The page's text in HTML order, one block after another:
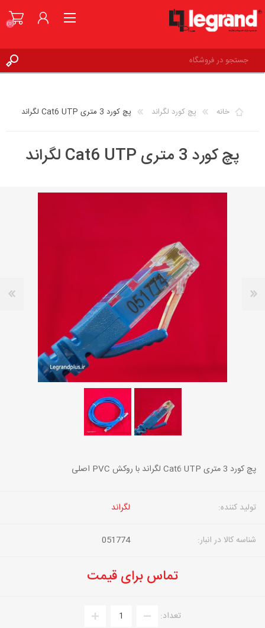
(0)
خانه پچ کورد لگراند پچ کورد 3 متری Cat6 UTP لگراند
پچ کورد 3 متری Cat6 UTP لگراند
پچ کورد 3 متری Cat6 UTP لگراند با روکش PVC اصلی
تولید کننده: لگراند
شناسه کالا در انبار: 051774
تماس برای قیمت
تعداد: